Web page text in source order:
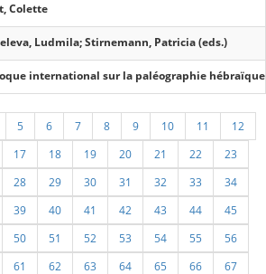
Colette
Ludmila; Stirnemann, Patricia (eds.)
international sur la paléographie
5 6 7 8 9 10 11
12
17 18 19 20 21 22
23
28 29 30 31 32 33
34
39 40 41 42 43 44
45
50 51 52 53 54 55
56
61 62 63 64 65 66
67